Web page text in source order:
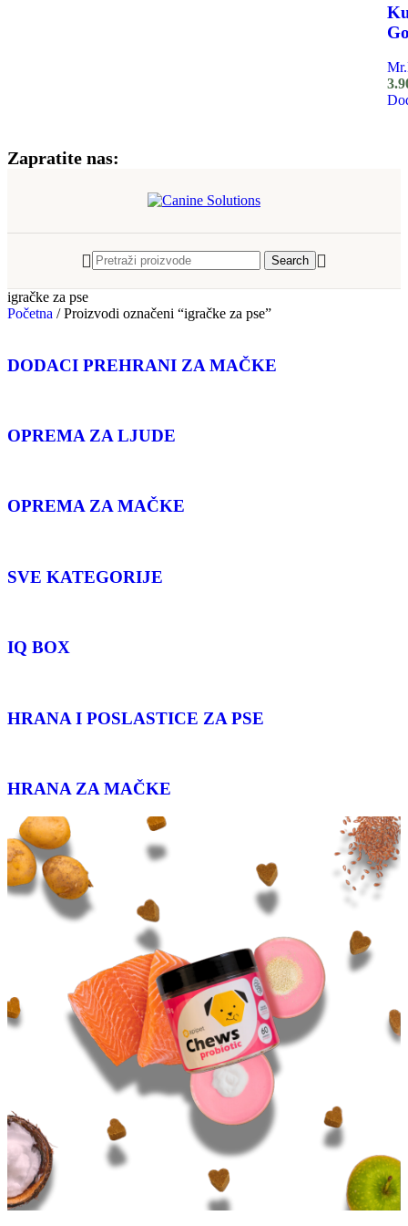
Zapratite nas:
Search
igračke za pse
Početna / Proizvodi označeni “igračke za pse”
DODACI PREHRANI ZA MAČKE
OPREMA ZA LJUDE
OPREMA ZA MAČKE
SVE KATEGORIJE
IQ BOX
HRANA I POSLASTICE ZA PSE
HRANA ZA MAČKE